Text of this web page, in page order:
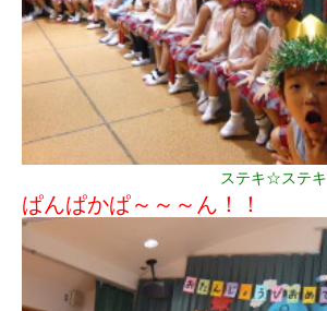
ステキ☆ステキ
ぱんぱかぱ～～～ん！！